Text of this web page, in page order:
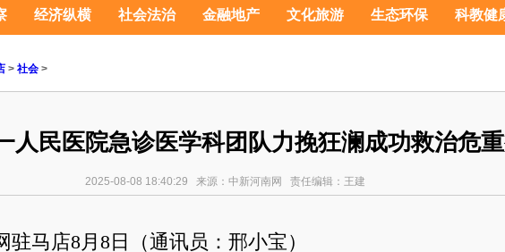
经济纵横 社会法治 金融地产 文化旅游 生态环保 科教健
> 社会 >
人民医院急诊医学科团队力挽狂澜成功救治危
2025-08-08 18:40:29 来源：中新河南网 责任编辑：王建
驻马店8月8日（通讯员：邢小宝）